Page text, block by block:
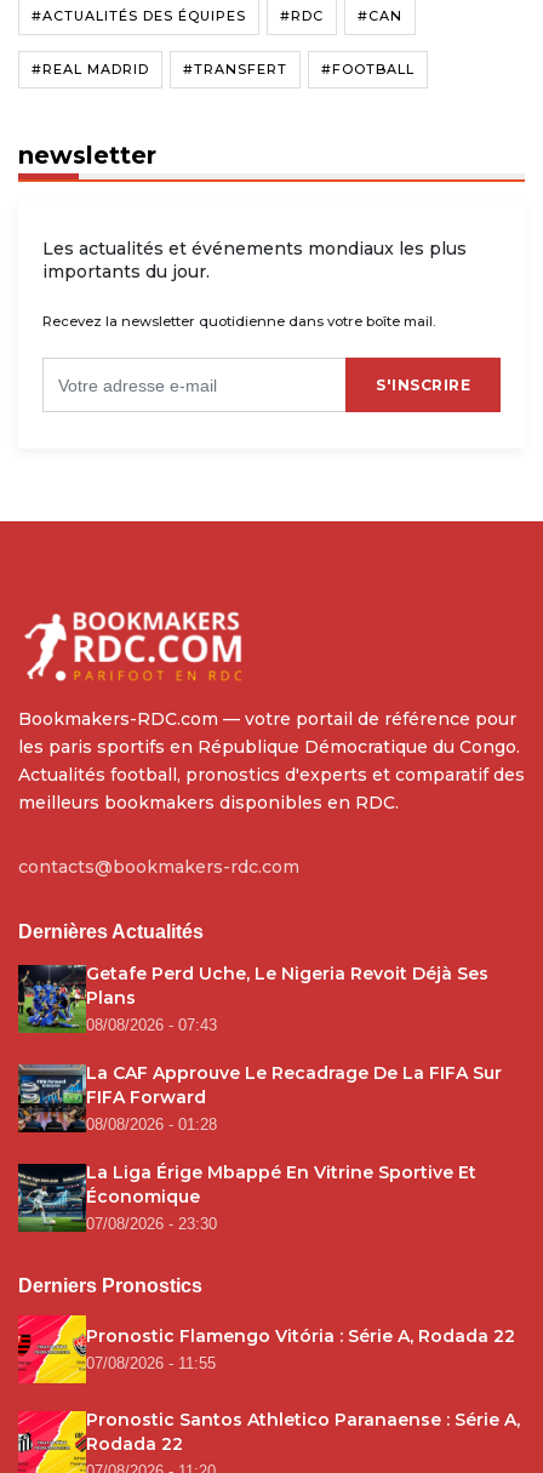
#ACTUALITÉS DES ÉQUIPES #RDC #CAN
#REAL MADRID #TRANSFERT #FOOTBALL
newsletter
Les actualités et événements mondiaux les plus
importants du jour.
Recevez la newsletter quotidienne dans votre boîte mail.
S'INSCRIRE
Bookmakers-RDC.com — votre portail de référence pour
les paris sportifs en République Démocratique du Congo.
Actualités football, pronostics d'experts et comparatif des
meilleurs bookmakers disponibles en RDC.
contacts@bookmakers-rdc.com
Dernières Actualités
Getafe Perd Uche, Le Nigeria Revoit Déjà Ses
Plans
08/08/2026 - 07:43
La CAF Approuve Le Recadrage De La FIFA Sur
FIFA Forward
08/08/2026 - 01:28
La Liga Érige Mbappé En Vitrine Sportive Et
Économique
07/08/2026 - 23:30
Derniers Pronostics
Pronostic Flamengo Vitória : Série A, Rodada 22
07/08/2026 - 11:55
Pronostic Santos Athletico Paranaense : Série A,
Rodada 22